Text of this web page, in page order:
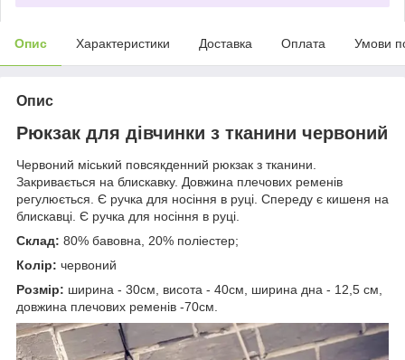
Опис Характеристики Доставка Оплата Умови
Опис
Рюкзак для дівчинки з тканини червоний
Червоний міський повсякденний рюкзак з тканини.
Закривається на блискавку. Довжина плечових ременів
регулюється. Є ручка для носіння в руці. Спереду є кишеня на
блискавці. Є ручка для носіння в руці.
Склад: 80% бавовна, 20% поліестер;
Колір: червоний
Розмір: ширина - 30см, висота - 40см, ширина дна - 12,5 см,
довжина плечових ременів -70см.